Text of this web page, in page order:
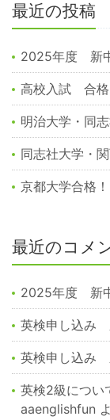
最近の投稿
2025年度 新
高校入試 合格
明治大学・同
同志社大学・
京都大学合格！
最近のコメ
2025年度 新
英検申し込み
英検申し込み
英検2級につい
aaenglishfun